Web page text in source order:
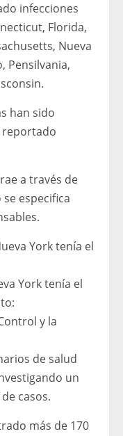
infecciones
Florida,
Nueva
Pensilvania,
han sido
reportado
a través de
especifica
York tenía el
y la
de salud
un
casos.
más de 170